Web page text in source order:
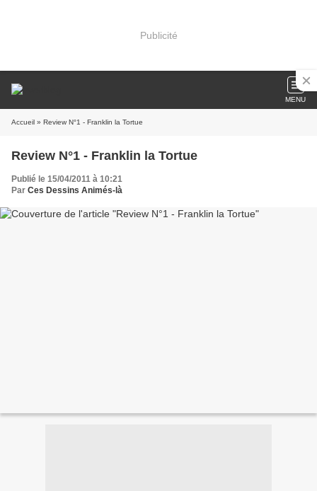
Publicité
MENU
Accueil » Review N°1 - Franklin la Tortue
Review N°1 - Franklin la Tortue
Publié le 15/04/2011 à 10:21
Par Ces Dessins Animés-là